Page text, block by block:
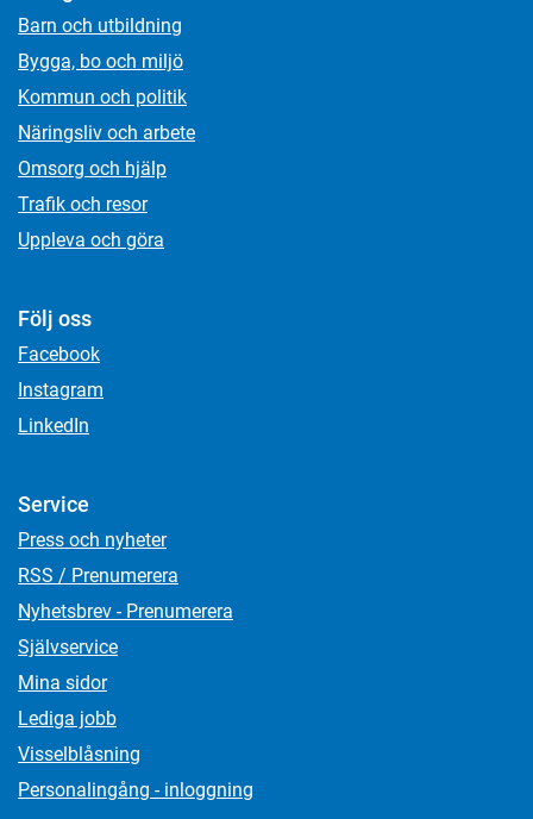
Barn och utbildning
Bygga, bo och miljö
Kommun och politik
Näringsliv och arbete
Omsorg och hjälp
Trafik och resor
Uppleva och göra
Följ oss
Facebook
Instagram
LinkedIn
Service
Press och nyheter
RSS / Prenumerera
Nyhetsbrev - Prenumerera
Självservice
Mina sidor
Lediga jobb
Visselblåsning
Personalingång - inloggning